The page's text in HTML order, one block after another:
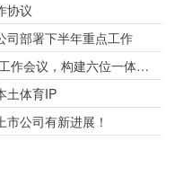
协议
司部署下半年重点工作
，构建六位一体发展格局
土体育IP
市公司有新进展！